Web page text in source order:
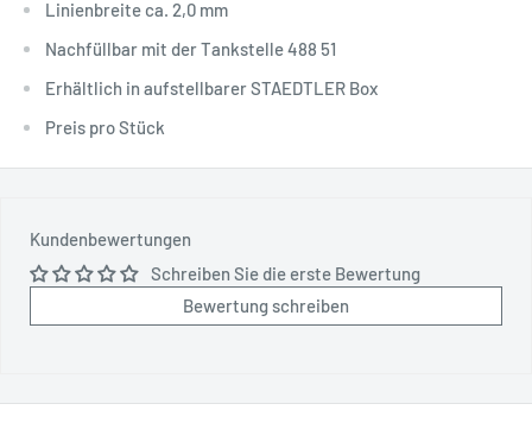
Linienbreite ca. 2,0 mm
Nachfüllbar mit der Tankstelle 488 51
Erhältlich in aufstellbarer STAEDTLER Box
Preis pro Stück
Kundenbewertungen
Schreiben Sie die erste Bewertung
Bewertung schreiben